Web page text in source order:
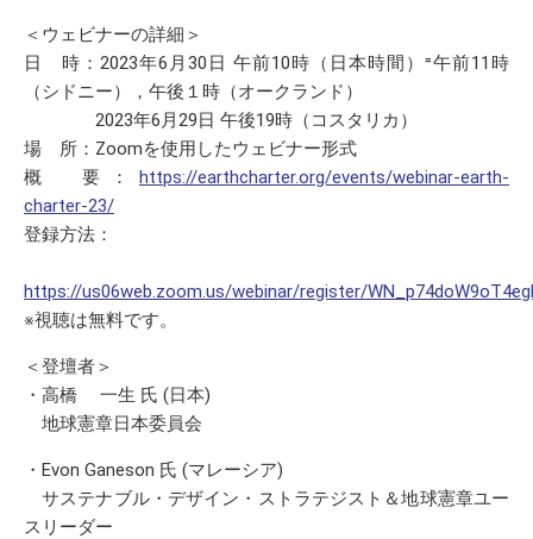
＜ウェビナーの詳細＞
日 時：2023年6月30日 午前10時（日本時間）⁼午前11時
（シドニー），午後１時（オークランド）
2023年6月29日 午後19時（コスタリカ）
場 所：Zoomを使用したウェビナー形式
概 要： https://earthcharter.org/events/webinar-earth-
charter-23/
登録方法：
https://us06web.zoom.us/webinar/register/
※視聴は無料です。
＜登壇者＞
・高橋 一生 氏 (日本)
地球憲章日本委員会
・Evon Ganeson 氏 (マレーシア)
サステナブル・デザイン・ストラテジスト＆地球憲章ユー
スリーダー